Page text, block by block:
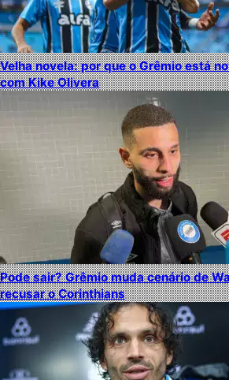
Velha novela: por que o Grêmio está
com Kike Olivera
Pode sair? Grêmio muda cenário de
recusar o Corinthians